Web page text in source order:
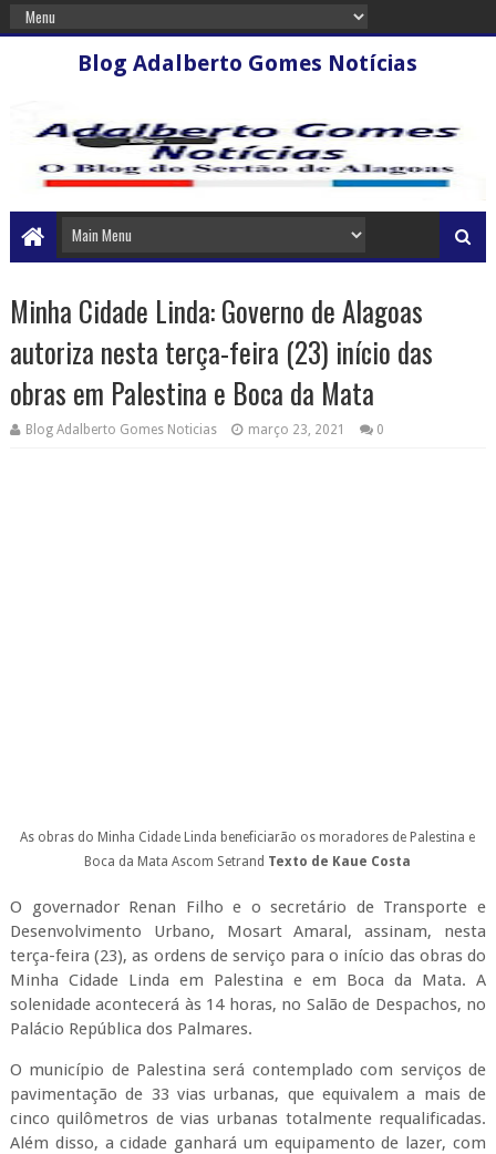
Blog Adalberto Gomes Notícias
Minha Cidade Linda: Governo de Alagoas
autoriza nesta terça-feira (23) início das
obras em Palestina e Boca da Mata
Blog Adalberto Gomes Noticias março 23, 2021 0
As obras do Minha Cidade Linda beneficiarão os moradores de Palestina e
Boca da Mata Ascom Setrand Texto de Kaue Costa
O governador Renan Filho e o secretário de Transporte e
Desenvolvimento Urbano, Mosart Amaral, assinam, nesta
terça-feira (23), as ordens de serviço para o início das obras do
Minha Cidade Linda em Palestina e em Boca da Mata. A
solenidade acontecerá às 14 horas, no Salão de Despachos, no
Palácio República dos Palmares.
O município de Palestina será contemplado com serviços de
pavimentação de 33 vias urbanas, que equivalem a mais de
cinco quilômetros de vias urbanas totalmente requalificadas.
Além disso, a cidade ganhará um equipamento de lazer, com